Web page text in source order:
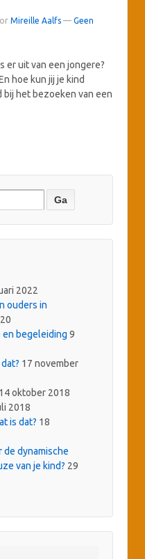
Mireille Aalfs — Geen
er uit van een jongere?
hoe kun jij je kind
het bezoeken van een
2022
ouders in
en begeleiding 9
17 november
14 oktober 2018
2018
is dat? 18
de dynamische
van je kind? 29